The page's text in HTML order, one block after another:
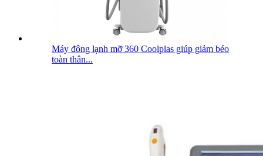
Máy đông lạnh mỡ 360 Coolplas giúp giảm béo
toàn thân...